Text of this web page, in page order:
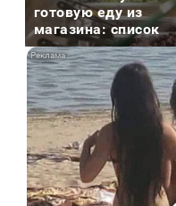
готовую еду из
магазина: список